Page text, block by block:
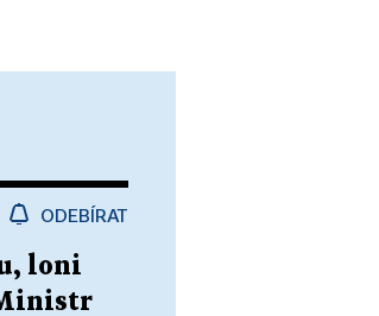
ODEBÍRAT
loni